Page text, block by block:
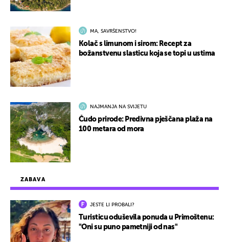
ZABAVA
JESTE LI PROBALI?
Turisticu oduševila ponuda u Primoštenu:
"Oni su puno pametniji od nas"
MA, SAVRŠENSTVO!
Kolač s limunom i sirom: Recept za
božanstvenu slasticu koja se topi u ustima
NAJMANJA NA SVIJETU
Čudo prirode: Predivna pješčana plaža na
100 metara od mora